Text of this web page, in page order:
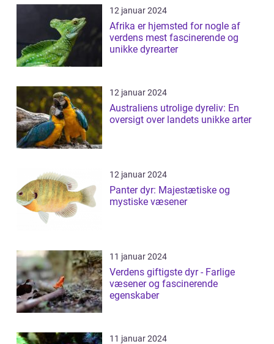
12 januar 2024
Afrika er hjemsted for nogle af
verdens mest fascinerende og
unikke dyrearter
12 januar 2024
Australiens utrolige dyreliv: En
oversigt over landets unikke arter
12 januar 2024
Panter dyr: Majestætiske og
mystiske væsener
11 januar 2024
Verdens giftigste dyr - Farlige
væsener og fascinerende
egenskaber
11 januar 2024